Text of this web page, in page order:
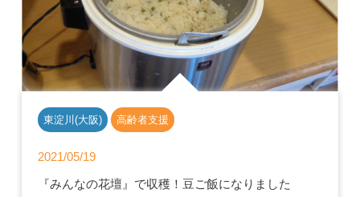
東淀川(大阪) 高齢者支援
2021/05/19
『みんなの花壇』で収穫！豆ご飯になりました